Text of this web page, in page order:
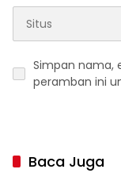
Simpan nama,
peramban ini
Baca Juga